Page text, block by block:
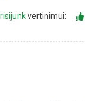
vertinimui: